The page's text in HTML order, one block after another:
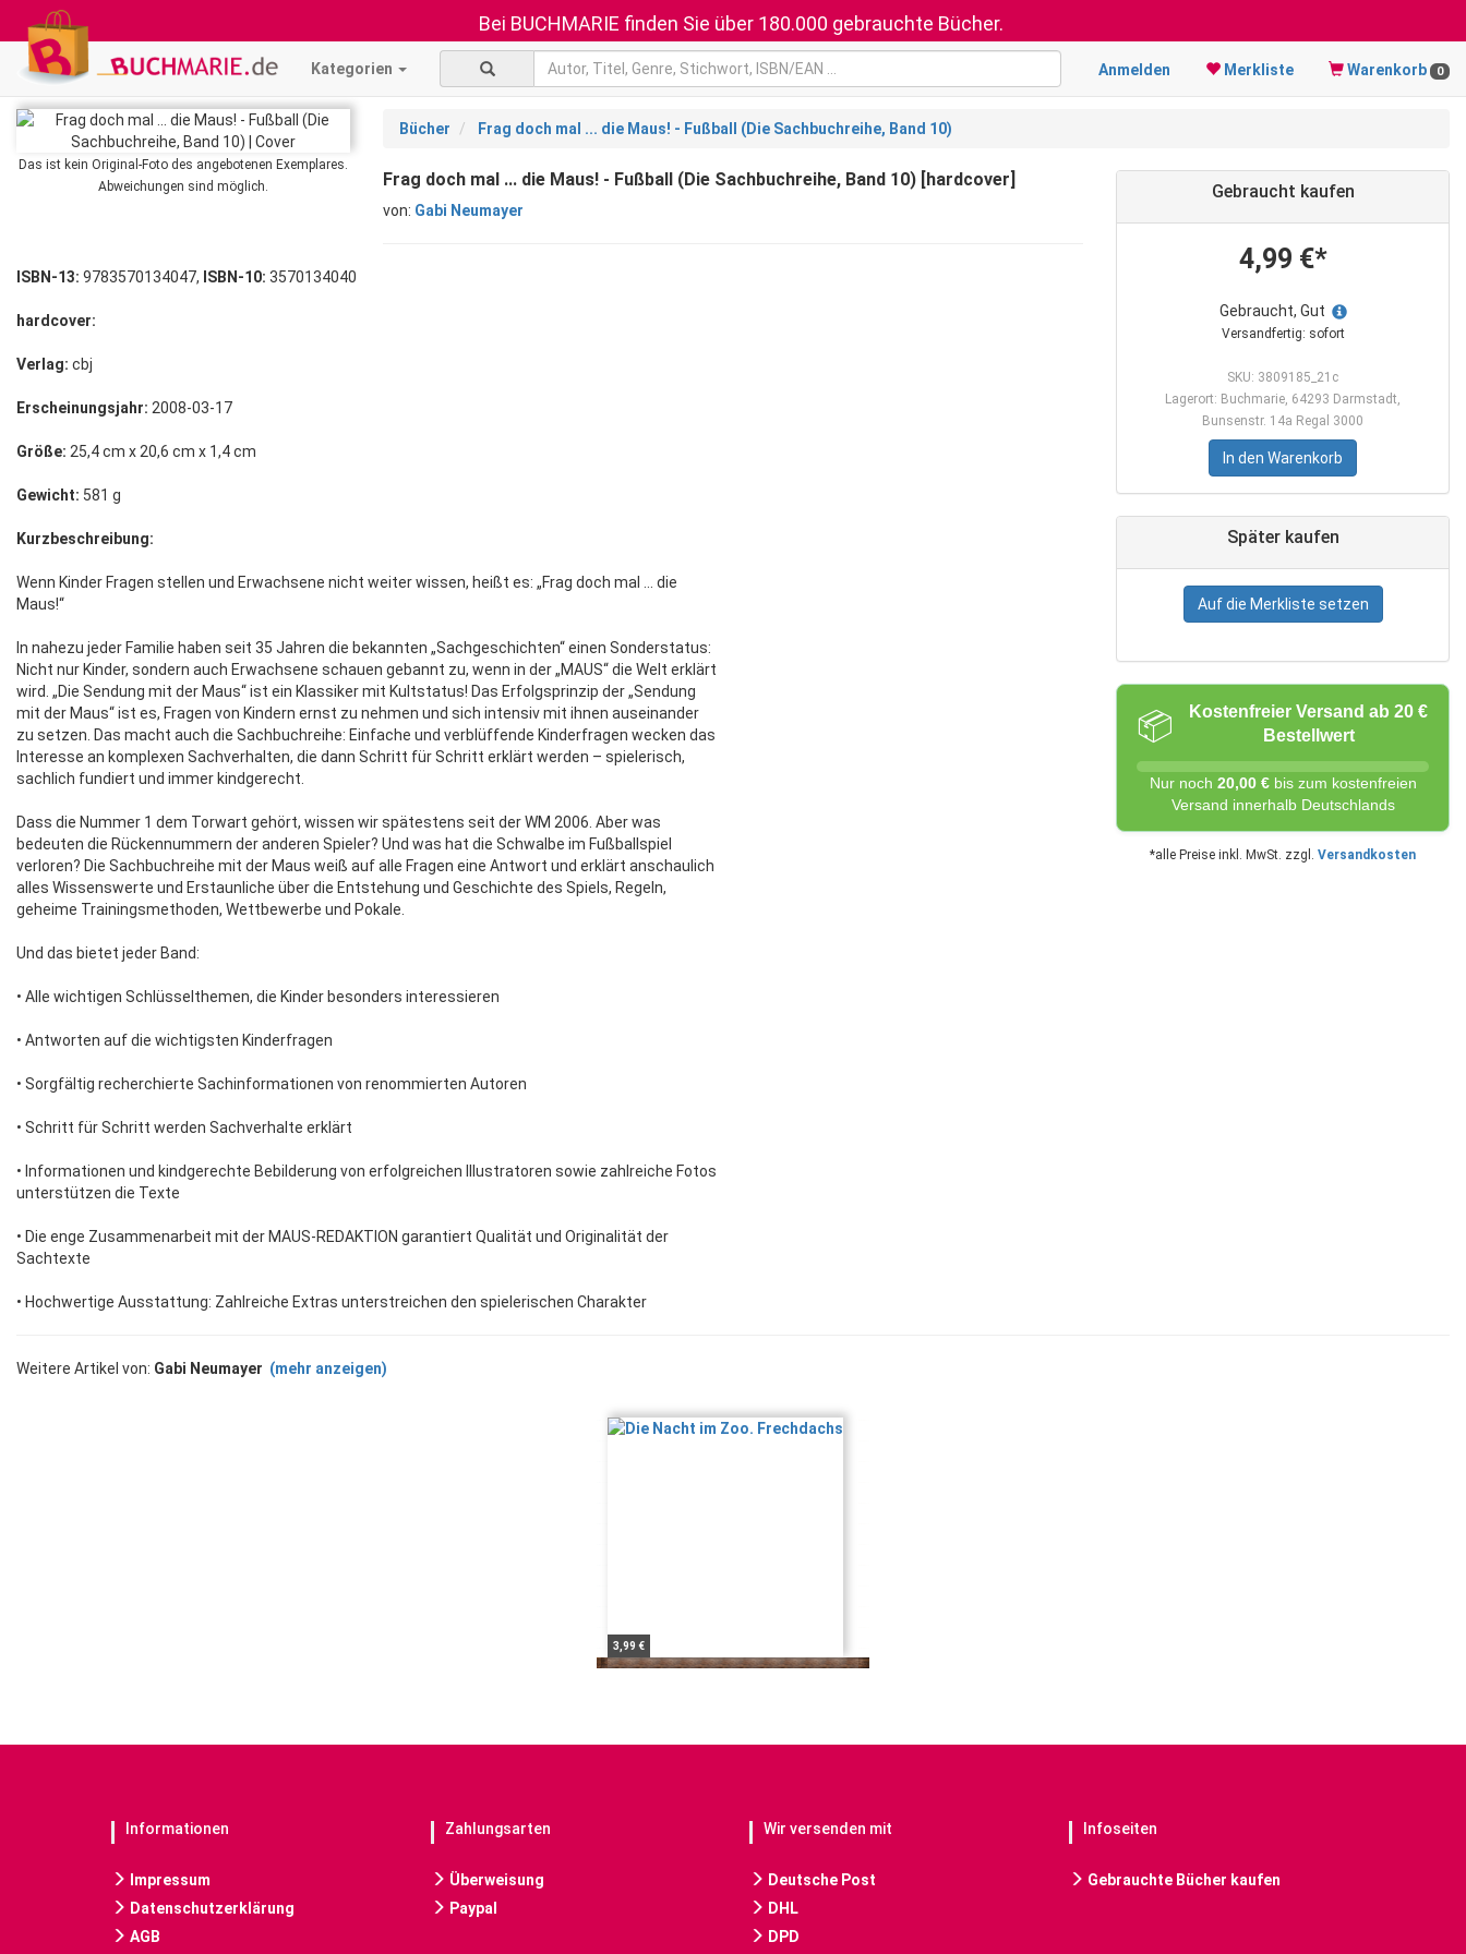
Bei BUCHMARIE finden Sie über 180.000 gebrauchte Bücher.
Kategorien Anmelden Merkliste Warenkorb 0
Das ist kein Original-Foto des angebotenen Exemplares.
Abweichungen sind möglich.
Bücher Frag doch mal ... die Maus! - Fußball (Die Sachbuchreihe, Band 10)
Frag doch mal ... die Maus! - Fußball (Die Sachbuchreihe, Band 10) [hardcover]
von: Gabi Neumayer
Gebraucht kaufen
4,99 €*
Gebraucht, Gut
Versandfertig: sofort
SKU: 3809185_21c
Lagerort: Buchmarie, 64293 Darmstadt,
Bunsenstr. 14a Regal 3000
In den Warenkorb
Später kaufen
Auf die Merkliste setzen
📦
Kostenfreier Versand ab 20 €
Bestellwert
Nur noch 20,00 €bis zum kostenfreien
Versand innerhalb Deutschlands
*alle Preise inkl. MwSt. zzgl. Versandkosten
ISBN-13: 9783570134047, ISBN-10: 3570134040
hardcover:
Verlag: cbj
Erscheinungsjahr: 2008-03-17
Größe: 25,4 cm x 20,6 cm x 1,4 cm
Gewicht: 581 g
Kurzbeschreibung:
Wenn Kinder Fragen stellen und Erwachsene nicht weiter wissen, heißt es: „Frag doch mal ... die
Maus!“
In nahezu jeder Familie haben seit 35 Jahren die bekannten „Sachgeschichten“ einen Sonderstatus:
Nicht nur Kinder, sondern auch Erwachsene schauen gebannt zu, wenn in der „MAUS“ die Welt erklärt
wird. „Die Sendung mit der Maus“ ist ein Klassiker mit Kultstatus! Das Erfolgsprinzip der „Sendung
mit der Maus“ ist es, Fragen von Kindern ernst zu nehmen und sich intensiv mit ihnen auseinander
zu setzen. Das macht auch die Sachbuchreihe: Einfache und verblüffende Kinderfragen wecken das
Interesse an komplexen Sachverhalten, die dann Schritt für Schritt erklärt werden – spielerisch,
sachlich fundiert und immer kindgerecht.
Dass die Nummer 1 dem Torwart gehört, wissen wir spätestens seit der WM 2006. Aber was
bedeuten die Rückennummern der anderen Spieler? Und was hat die Schwalbe im Fußballspiel
verloren? Die Sachbuchreihe mit der Maus weiß auf alle Fragen eine Antwort und erklärt anschaulich
alles Wissenswerte und Erstaunliche über die Entstehung und Geschichte des Spiels, Regeln,
geheime Trainingsmethoden, Wettbewerbe und Pokale.
Und das bietet jeder Band:
• Alle wichtigen Schlüsselthemen, die Kinder besonders interessieren
• Antworten auf die wichtigsten Kinderfragen
• Sorgfältig recherchierte Sachinformationen von renommierten Autoren
• Schritt für Schritt werden Sachverhalte erklärt
• Informationen und kindgerechte Bebilderung von erfolgreichen Illustratoren sowie zahlreiche Fotos
unterstützen die Texte
• Die enge Zusammenarbeit mit der MAUS-REDAKTION garantiert Qualität und Originalität der
Sachtexte
• Hochwertige Ausstattung: Zahlreiche Extras unterstreichen den spielerischen Charakter
Weitere Artikel von: Gabi Neumayer (mehr anzeigen)
3,99 €
Informationen
Impressum
Datenschutzerklärung
AGB
Zahlungsarten
Überweisung
Paypal
Wir versenden mit
Deutsche Post
DHL
DPD
Infoseiten
Gebrauchte Bücher kaufen